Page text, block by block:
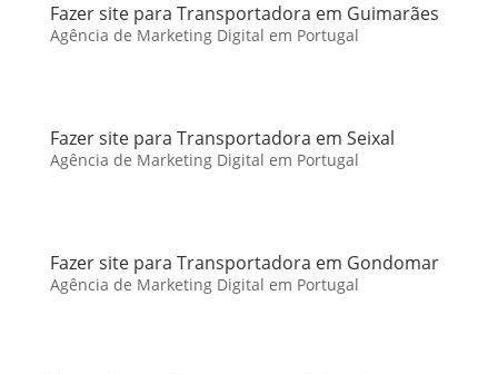
Fazer site para Transportadora em Guimarães
Agência de Marketing Digital em Portugal
Fazer site para Transportadora em Seixal
Agência de Marketing Digital em Portugal
Fazer site para Transportadora em Gondomar
Agência de Marketing Digital em Portugal